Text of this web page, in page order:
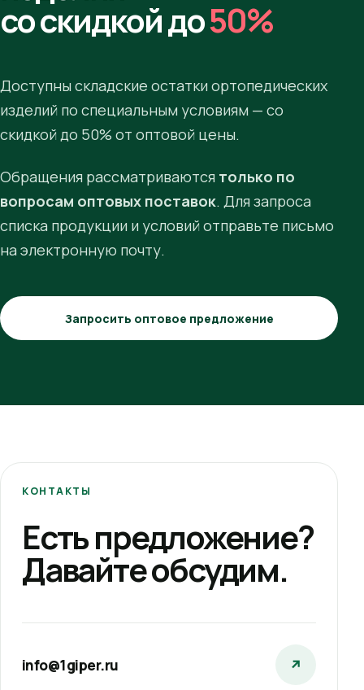
со скидкой до50%
Доступны складские остатки ортопедических
изделий по специальным условиям — со
скидкой до 50% от оптовой цены.
Обращения рассматриваются только по
вопросам оптовых поставок. Для запроса
списка продукции и условий отправьте письмо
на электронную почту.
Запросить оптовое предложение
КОНТАКТЫ
Есть предложение?
Давайте обсудим.
info@1giper.ru ↗